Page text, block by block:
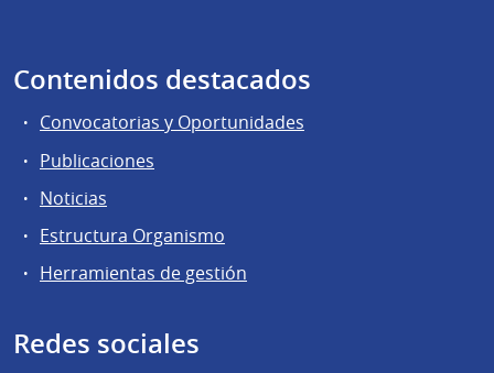
Contenidos destacados
Convocatorias y Oportunidades
Publicaciones
Noticias
Estructura Organismo
Herramientas de gestión
Redes sociales